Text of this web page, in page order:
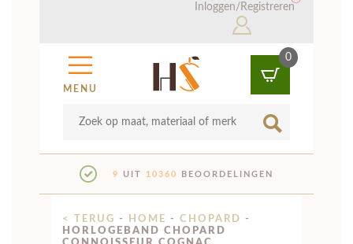
Inloggen/Registreren
MENU
0
9 UIT 10360 BEOORDELINGEN
< TERUG - HOME - CHOPARD -
HORLOGEBAND CHOPARD